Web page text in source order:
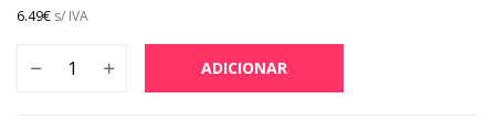
6.49€ s/ IVA
ADICIONAR